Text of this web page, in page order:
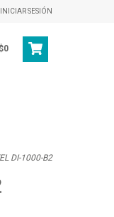
INICIAR SESIÓN
DI-1000-B2